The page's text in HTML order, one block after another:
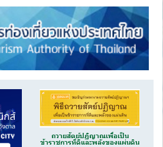
ถวายสัตย์ปฏิญาณเพื่อเป็น
ข้าราชการที่ดีและพลังของแผ่นดิน